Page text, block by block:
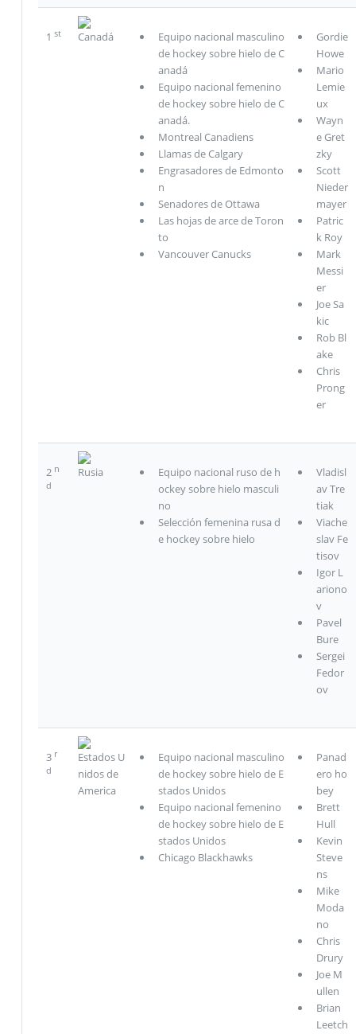
1 st Canadá
Equipo nacional masculino
de hockey sobre hielo de C
anadá
Equipo nacional femenino
de hockey sobre hielo de C
anadá.
Montreal Canadiens
Llamas de Calgary
Engrasadores de Edmonto
n
Senadores de Ottawa
Las hojas de arce de Toron
to
Vancouver Canucks
Gordie
Howe
Mario
Lemie
ux
Wayn
e Gret
zky
Scott
Nieder
mayer
Patric
k Roy
Mark
Messi
er
Joe Sa
kic
Rob Bl
ake
Chris
Prong
er
2 n
d
Rusia
Equipo nacional ruso de h
ockey sobre hielo masculi
no
Selección femenina rusa d
e hockey sobre hielo
Vladisl
av Tre
tiak
Viache
slav Fe
tisov
Igor L
ariono
v
Pavel
Bure
Sergei
Fedor
ov
3 r
d
Estados U
nidos de
America
Equipo nacional masculino
de hockey sobre hielo de E
stados Unidos
Equipo nacional femenino
de hockey sobre hielo de E
stados Unidos
Chicago Blackhawks
Panad
ero ho
bey
Brett
Hull
Kevin
Steve
ns
Mike
Moda
no
Chris
Drury
Joe M
ullen
Brian
Leetch